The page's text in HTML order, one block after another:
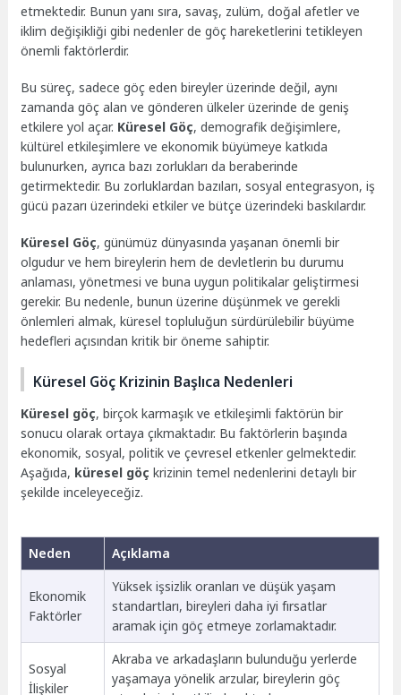
etmektedir. Bunun yanı sıra, savaş, zulüm, doğal afetler ve
iklim değişikliği gibi nedenler de göç hareketlerini tetikleyen
önemli faktörlerdir.
Bu süreç, sadece göç eden bireyler üzerinde değil, aynı
zamanda göç alan ve gönderen ülkeler üzerinde de geniş
etkilere yol açar. Küresel Göç, demografik değişimlere,
kültürel etkileşimlere ve ekonomik büyümeye katkıda
bulunurken, ayrıca bazı zorlukları da beraberinde
getirmektedir. Bu zorluklardan bazıları, sosyal entegrasyon, iş
gücü pazarı üzerindeki etkiler ve bütçe üzerindeki baskılardır.
Küresel Göç, günümüz dünyasında yaşanan önemli bir
olgudur ve hem bireylerin hem de devletlerin bu durumu
anlaması, yönetmesi ve buna uygun politikalar geliştirmesi
gerekir. Bu nedenle, bunun üzerine düşünmek ve gerekli
önlemleri almak, küresel topluluğun sürdürülebilir büyüme
hedefleri açısından kritik bir öneme sahiptir.
Küresel Göç Krizinin Başlıca Nedenleri
Küresel göç, birçok karmaşık ve etkileşimli faktörün bir
sonucu olarak ortaya çıkmaktadır. Bu faktörlerin başında
ekonomik, sosyal, politik ve çevresel etkenler gelmektedir.
Aşağıda, küresel göç krizinin temel nedenlerini detaylı bir
şekilde inceleyeceğiz.
Neden Açıklama
Ekonomik
Faktörler
Yüksek işsizlik oranları ve düşük yaşam
standartları, bireyleri daha iyi fırsatlar
aramak için göç etmeye zorlamaktadır.
Sosyal
İlişkiler
Akraba ve arkadaşların bulunduğu yerlerde
yaşamaya yönelik arzular, bireylerin göç